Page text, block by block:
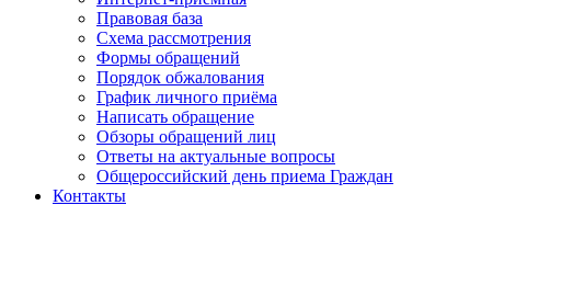
Правовая база
Схема рассмотрения
Формы обращений
Порядок обжалования
График личного приёма
Написать обращение
Обзоры обращений лиц
Ответы на актуальные вопросы
Общероссийский день приема Граждан
Контакты